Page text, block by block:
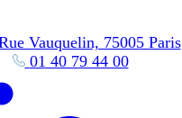
Vauquelin, 75005 Paris
01 40 79 44 00